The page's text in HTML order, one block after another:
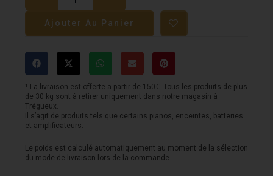
Guitare
CORT
Earth
60M
-
Acajou
Ajouter Au Panier
¹ La livraison est offerte a partir de 150€. Tous les produits de plus
de 30 kg sont à retirer uniquement dans notre magasin à
Trégueux.
Il s’agit de produits tels que certains pianos, enceintes, batteries
et amplificateurs.
Le poids est calculé automatiquement au moment de la sélection
du mode de livraison lors de la commande.